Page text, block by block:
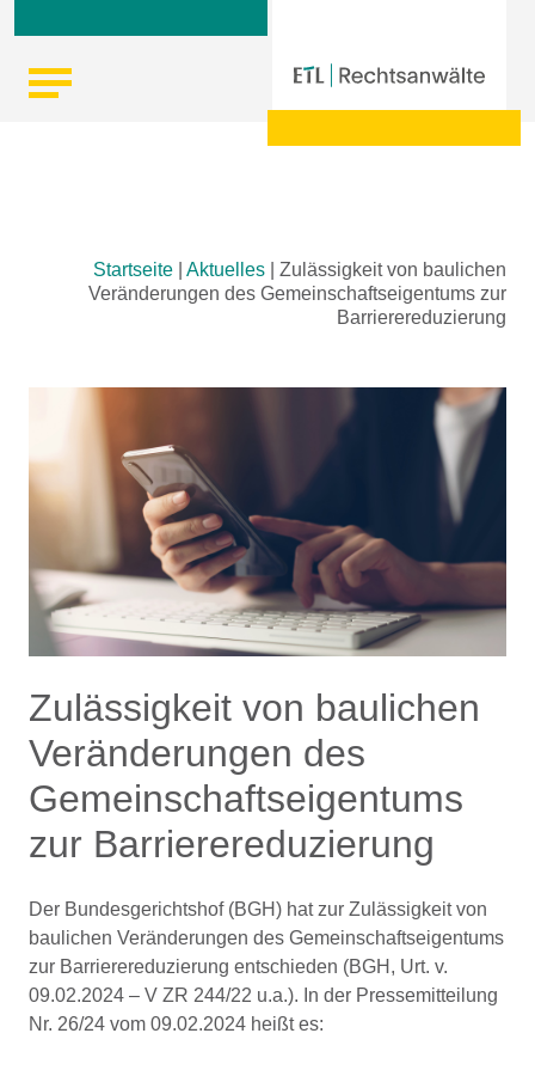
Startseite Aktuelles
Zulässigkeit von baulichen
Veränderungen des Gemeinschaftseigentums zur
Barrierereduzierung
Zulässigkeit von baulichen
Veränderungen des
Gemeinschaftseigentums
zur Barrierereduzierung
Der Bundesgerichtshof (BGH) hat zur Zulässigkeit von
baulichen Veränderungen des Gemeinschaftseigentums
zur Barrierereduzierung entschieden (BGH, Urt. v.
09.02.2024 – V ZR 244/22 u.a.). In der Pressemitteilung
Nr. 26/24 vom 09.02.2024 heißt es: